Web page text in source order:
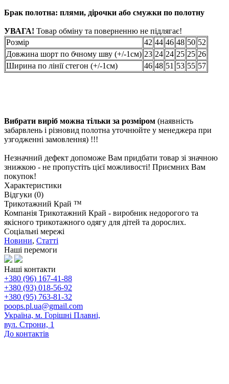
Брак полотна: плями, дірочки або смужки по полотну
УВАГА! Товар обміну та поверненню не підлягає!
Розмір
42 44 46 48 50 52
Довжина шорт по бчному шву (+/-1см) 23 24 24 25 25 26
Ширина по лінії стегон (+/-1см)
46 48 51 53 55 57
Вибрати виріб можна тільки за розміром (наявність
забарвлень і різновид полотна уточнюйте у менеджера при
узгодженні замовлення) !!!
Незначний дефект допоможе Вам придбати товар зі значною
знижкою - не пропустіть цієї можливості! Приємних Вам
покупок!
Характеристики
Відгуки (0)
Трикотажний Край ™
Компанія Трикотажний Край - виробник недорогого та
якісного трикотажного одягу для дітей та дорослих.
Соціальні мережі
Новини, Статті
Наші перемоги
Наші контакти
+380 (96) 167-41-88
+380 (93) 018-56-92
+380 (95) 763-81-32
poops.pl.ua@gmail.com
Україна, м. Горішні Плавні,
вул. Строни, 1
До контактів